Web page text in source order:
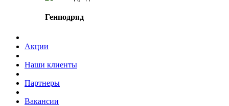
Генподряд
Акции
Наши клиенты
Партнеры
Вакансии